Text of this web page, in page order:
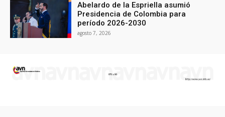
Abelardo de la Espriella asumió
Presidencia de Colombia para
período 2026-2030
agosto 7, 2026